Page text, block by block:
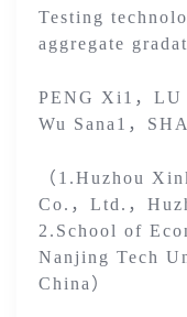
Testing
aggregate
PENG Xi1，LU
Wu Sana1，
（1.Huzhou
Co.，Ltd.，
2.School of
Nanjing Tech
China）